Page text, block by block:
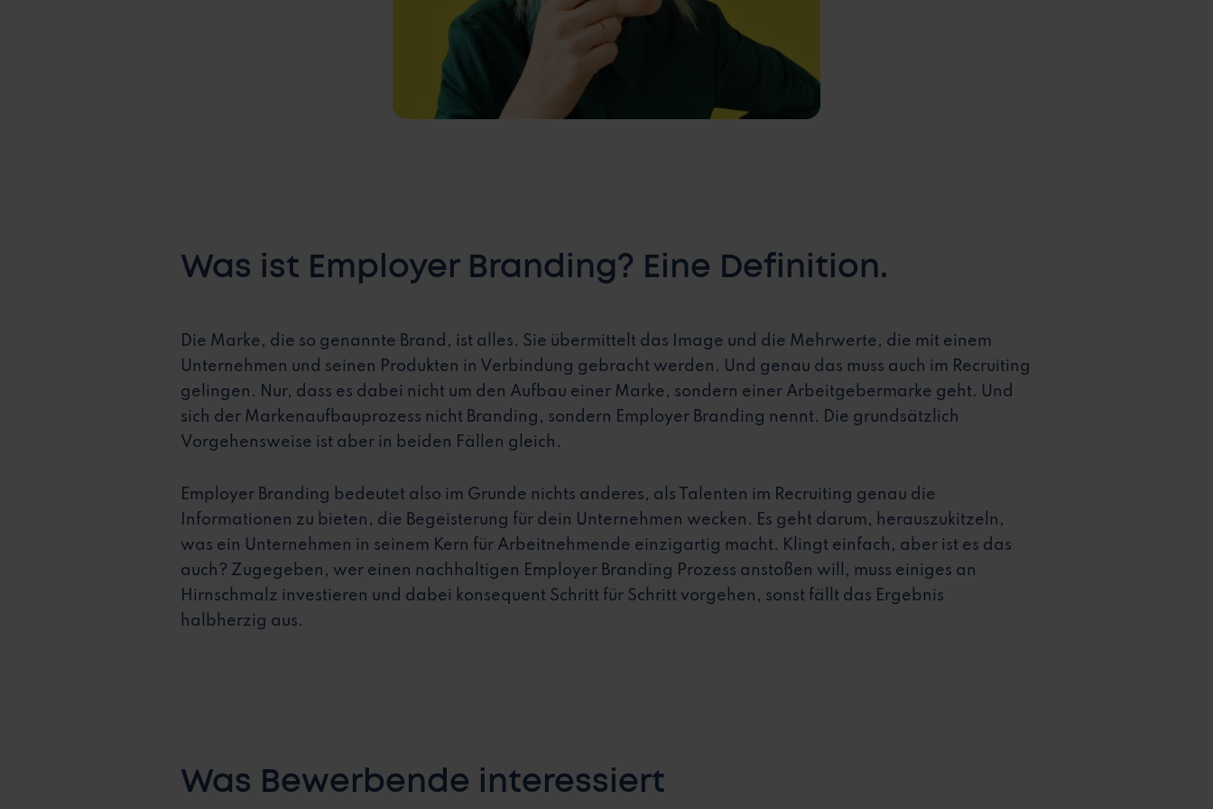
Was ist Employer Branding? Eine Definition.
Die Marke, die so genannte Brand, ist alles. Sie übermittelt das Image und die Mehrwerte, die mit einem
Unternehmen und seinen Produkten in Verbindung gebracht werden. Und genau das muss auch im Recruiting
gelingen. Nur, dass es dabei nicht um den Aufbau einer Marke, sondern einer Arbeitgebermarke geht. Und
sich der Markenaufbauprozess nicht Branding, sondern Employer Branding nennt. Die grundsätzlich
Vorgehensweise ist aber in beiden Fällen gleich.
Employer Branding bedeutet also im Grunde nichts anderes, als Talenten im Recruiting genau die
Informationen zu bieten, die Begeisterung für dein Unternehmen wecken. Es geht darum, herauszukitzeln,
was ein Unternehmen in seinem Kern für Arbeitnehmende einzigartig macht. Klingt einfach, aber ist es das
auch? Zugegeben, wer einen nachhaltigen Employer Branding Prozess anstoßen will, muss einiges an
Hirnschmalz investieren und dabei konsequent Schritt für Schritt vorgehen, sonst fällt das Ergebnis
halbherzig aus.
Was Bewerbende interessiert